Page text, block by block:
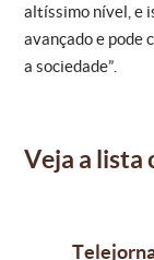
altíssimo nível, e
avançado e pode
a sociedade”.
Veja a lista